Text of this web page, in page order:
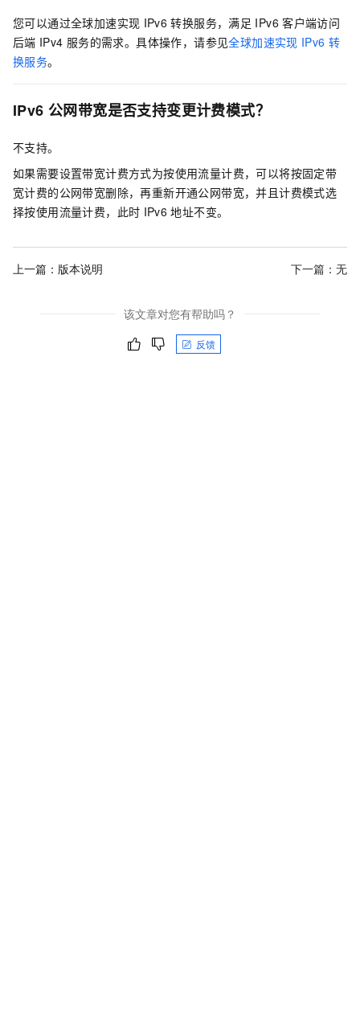
您可以通过全球加速实现 IPv6 转换服务，满足 IPv6 客户端访问
后端 IPv4 服务的需求。具体操作，请参见全球加速实现 IPv6 转
换服务。
IPv6 公网带宽是否支持变更计费模式？
不支持。
如果需要设置带宽计费方式为按使用流量计费，可以将按固定带
宽计费的公网带宽删除，再重新开通公网带宽，并且计费模式选
择按使用流量计费，此时 IPv6 地址不变。
上一篇： 版本说明 下一篇：无
该文章对您有帮助吗？
反馈